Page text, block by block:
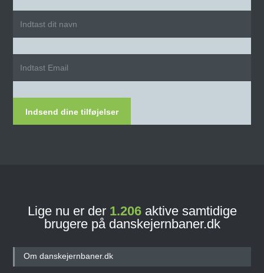
Indsend dine tilføjelser
Lige nu er der 1.206aktive samtidige
brugere på danskejernbaner.dk
Om danskejernbaner.dk